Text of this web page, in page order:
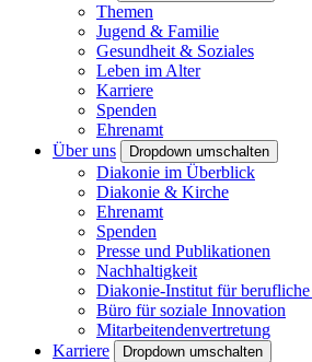
Themen
Jugend & Familie
Gesundheit & Soziales
Leben im Alter
Karriere
Spenden
Ehrenamt
Über uns
Dropdown umschalten
Diakonie im Überblick
Diakonie & Kirche
Ehrenamt
Spenden
Presse und Publikationen
Nachhaltigkeit
Diakonie-Institut für
Büro für soziale Innovation
Mitarbeitendenvertretung
Karriere
Dropdown umschalten